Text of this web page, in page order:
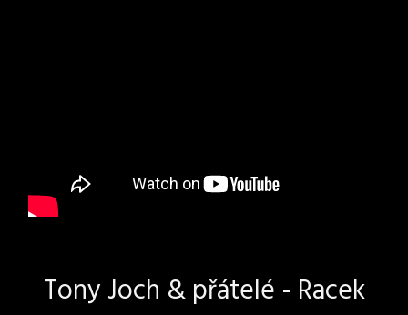
Tony Joch & přátelé - Racek